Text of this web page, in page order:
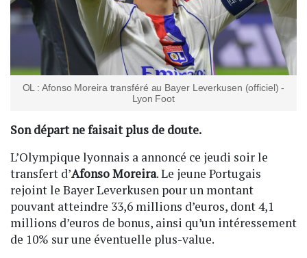
OL : Afonso Moreira transféré au Bayer Leverkusen (officiel) -
Lyon Foot
Son départ ne faisait plus de doute.
L’Olympique lyonnais a annoncé ce jeudi soir le
transfert d’Afonso Moreira. Le jeune Portugais
rejoint le Bayer Leverkusen pour un montant
pouvant atteindre 33,6 millions d’euros, dont 4,1
millions d’euros de bonus, ainsi qu’un intéressement
de 10% sur une éventuelle plus-value.